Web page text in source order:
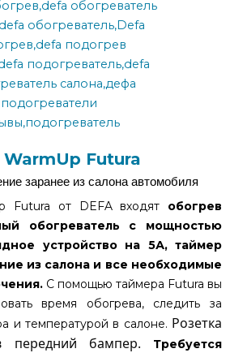
WarmUp Futura
заранее из салона автомобиля
Futura от DEFA входят обогрев
обогреватель с мощностью
устройство на 5А, таймер
из салона и все необходимые
С помощью таймера Futura вы
время обогрева, следить за
и температурой в салоне. Розетка
передний бампер.
Требуется